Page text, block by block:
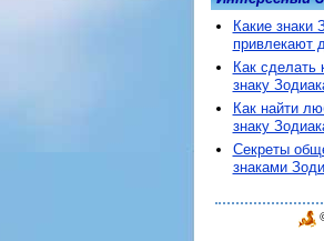
Какие знаки
привлекают
Как сделать
знаку
Как найти
знаку
Секреты
знаками